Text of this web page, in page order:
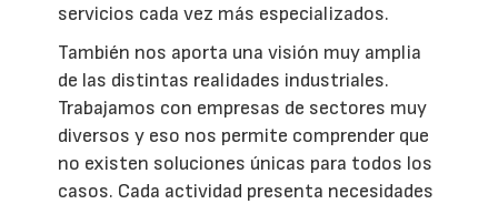
servicios cada vez más especializados.
También nos aporta una visión muy amplia
de las distintas realidades industriales.
Trabajamos con empresas de sectores muy
diversos y eso nos permite comprender que
no existen soluciones únicas para todos los
casos. Cada actividad presenta necesidades